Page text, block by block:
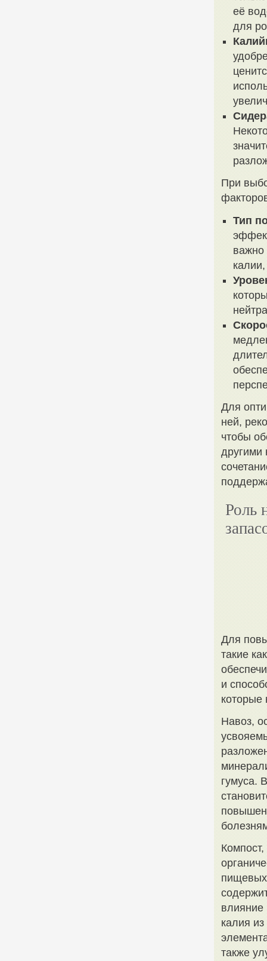
её
для
При
Тип
важно
Для
ней,
чтобы
другими
Роль
Для
такие
и
которые
Навоз,
гумуса.
пищевых
влияние
калия
также